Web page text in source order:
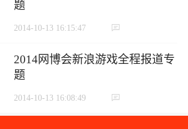
题
2014-10-13 16:15:47
2014网博会新浪游戏全程报道专
题
2014-10-13 16:08:49